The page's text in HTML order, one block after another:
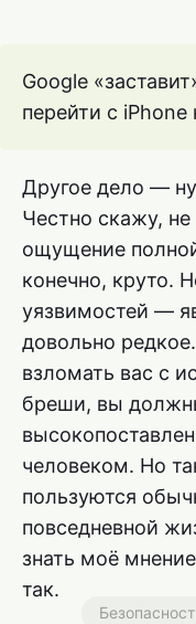
Google
перейти с iPhone
Другое дело —
Честно скажу,
ощущение
конечно, круто.
уязвимостей —
довольно
взломать вас с
бреши, вы
человеком. Но
пользуются
повседневной
знать моё
так.